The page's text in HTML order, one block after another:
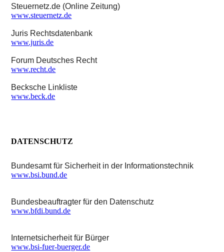
Steuernetz.de (Online Zeitung)
www.steuernetz.de
Juris Rechtsdatenbank
www.juris.de
Forum Deutsches Recht
www.recht.de
Becksche Linkliste
www.beck.de
DATENSCHUTZ
Bundesamt für Sicherheit in der Informationstechnik
www.bsi.bund.de
Bundesbeauftragter für den Datenschutz
www.bfdi.bund.de
Internetsicherheit für Bürger
www.bsi-fuer-buerger.de